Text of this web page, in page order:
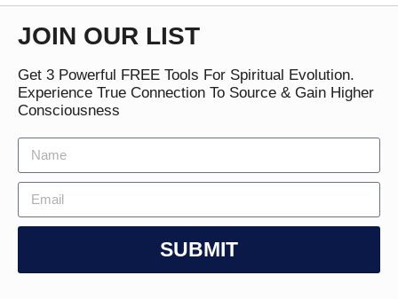
JOIN OUR LIST
Get 3 Powerful FREE Tools For Spiritual Evolution.
Experience True Connection To Source & Gain Higher
Consciousness
SUBMIT